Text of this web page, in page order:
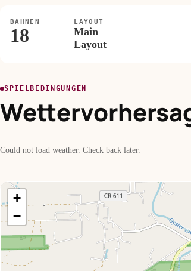
BAHNEN
18
LAYOUT
Main
Layout
SPIELBEDINGUNGEN
Could not load weather. Check back later.
+
−